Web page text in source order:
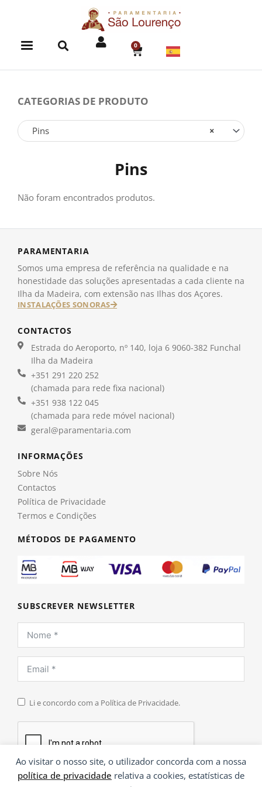
Ao visitar o nosso site, o utilizador concorda com a nossa
política de privacidade relativa a cookies, estatísticas de
0
CART
CATEGORIAS DE PRODUTO
×
Pins
Pins
Não foram encontrados produtos.
PARAMENTARIA
Somos uma empresa de referência na qualidade e na
honestidade das soluções apresentadas a cada cliente na
Ilha da Madeira, com extensão nas Ilhas dos Açores.
INSTALAÇÕES SONORAS
CONTACTOS
Estrada do Aeroporto, nº 140, loja 6 9060-382 Funchal
Ilha da Madeira
+351 291 220 252
(chamada para rede fixa nacional)
+351 938 122 045
(chamada para rede móvel nacional)
geral@paramentaria.com
INFORMAÇÕES
Sobre Nós
Contactos
Política de Privacidade
Termos e Condições
MÉTODOS DE PAGAMENTO
SUBSCREVER NEWSLETTER
Li e concordo com a Política de Privacidade.